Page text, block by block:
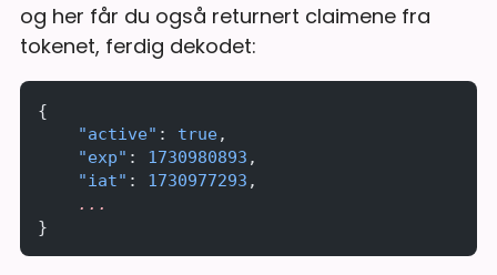
og her får du også returnert claimene fra
tokenet, ferdig dekodet:
{
    "active"
: true,
    "exp"
: 1730980893 ,
    "iat"
: 1730977293 ,
    ...
}